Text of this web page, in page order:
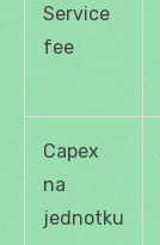
Service
fee
Capex
na
jednotku